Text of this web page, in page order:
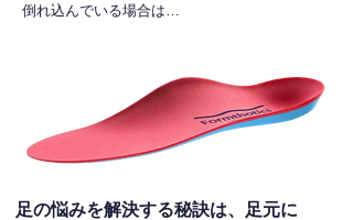
倒れ込んでいる場合は…
足の悩みを解決する秘訣は、足元に